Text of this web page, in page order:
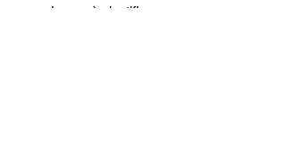
encadrer ou à plastifier.